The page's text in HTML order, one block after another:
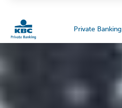
Private Banking